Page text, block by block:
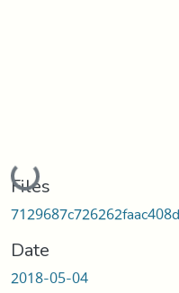
Loading...
Files
Date
2018-05-04